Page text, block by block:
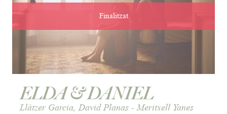
Finalitzat
ELDA & DANIEL
Llàtzer Garcia, David Planas - Meritxell Yanes